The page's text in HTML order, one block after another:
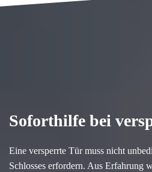
Soforthilfe bei
Eine versperrte Tür muss nicht
Schlosses erfordern. Aus Erfahrung